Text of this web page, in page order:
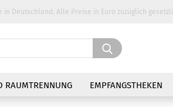
Deutschland. Alle Preise in Euro zuzüglich
Suche...
RAUMTRENNUNG EMPFANGSTHEKEN